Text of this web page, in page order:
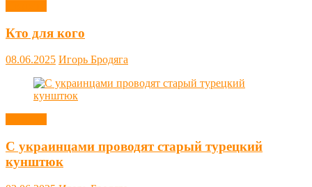
Кто для кого
08.06.2025 Игорь Бродяга
С украинцами проводят старый турецкий
кунштюк